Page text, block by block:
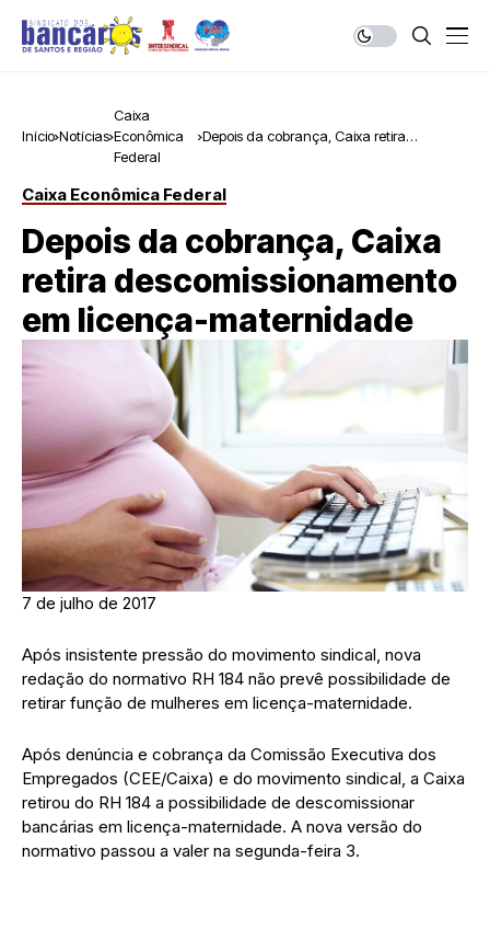
Início Notícias
Caixa
Econômica
Federal
Depois da cobrança, Caixa retira
Caixa Econômica Federal
Depois da cobrança, Caixa
retira descomissionamento
em licença-maternidade
7 de julho de 2017
Após insistente pressão do movimento sindical, nova
redação do normativo RH 184 não prevê possibilidade de
retirar função de mulheres em licença-maternidade.
Após denúncia e cobrança da Comissão Executiva dos
Empregados (CEE/Caixa) e do movimento sindical, a Caixa
retirou do RH 184 a possibilidade de descomissionar
bancárias em licença-maternidade. A nova versão do
normativo passou a valer na segunda-feira 3.